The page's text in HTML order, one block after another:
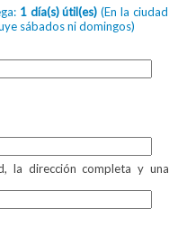
1 día(s) útil(es)(En la ciudad
sábados ni domingos)
la dirección completa y una